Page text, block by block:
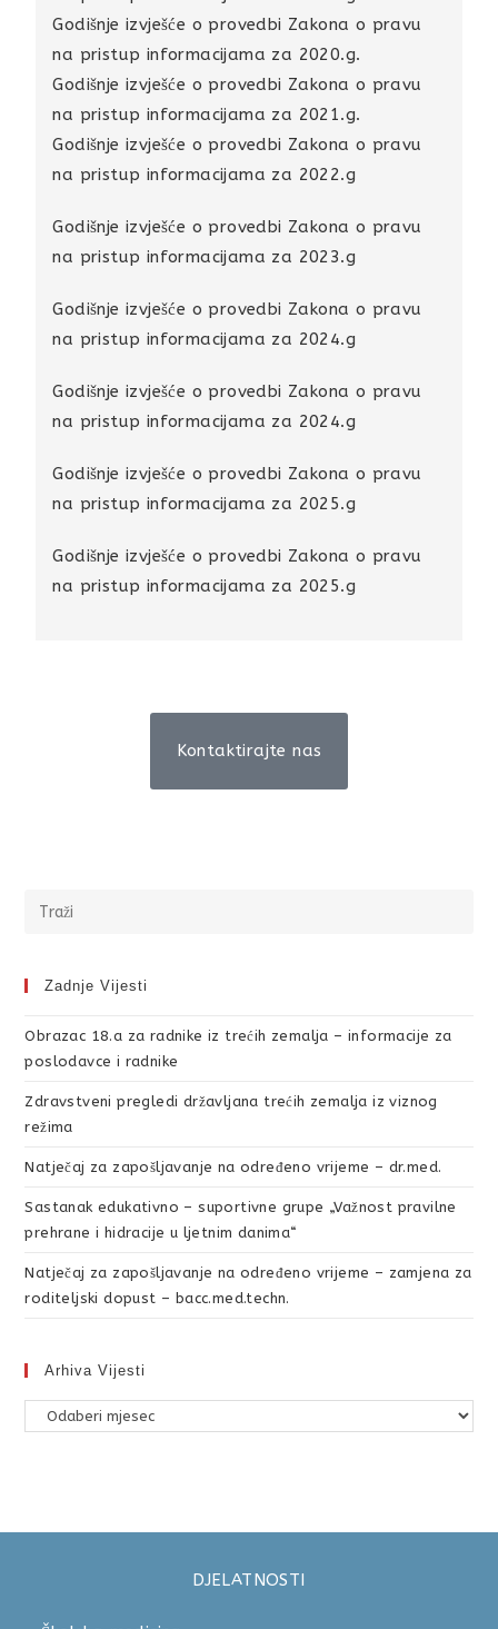
Godišnje izvješće o provedbi Zakona o pravu
na pristup informacijama za 2020.g.
Godišnje izvješće o provedbi Zakona o pravu
na pristup informacijama za 2021.g.
Godišnje izvješće o provedbi Zakona o pravu
na pristup informacijama za 2022.g
Godišnje izvješće o provedbi Zakona o pravu
na pristup informacijama za 2023.g
Godišnje izvješće o provedbi Zakona o pravu
na pristup informacijama za 2024.g
Godišnje izvješće o provedbi Zakona o pravu
na pristup informacijama za 2024.g
Godišnje izvješće o provedbi Zakona o pravu
na pristup informacijama za 2025.g
Godišnje izvješće o provedbi Zakona o pravu
na pristup informacijama za 2025.g
Kontaktirajte nas
Zadnje Vijesti
Obrazac 18.a za radnike iz trećih zemalja – informacije za
poslodavce i radnike
Zdravstveni pregledi državljana trećih zemalja iz viznog
režima
Natječaj za zapošljavanje na određeno vrijeme – dr.med.
Sastanak edukativno – suportivne grupe „Važnost pravilne
prehrane i hidracije u ljetnim danima“
Natječaj za zapošljavanje na određeno vrijeme – zamjena za
roditeljski dopust – bacc.med.techn.
Arhiva Vijesti
DJELATNOSTI